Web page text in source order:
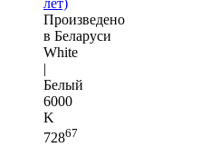
Произведено
в Беларуси
White
|
Белый
6000
K
72867